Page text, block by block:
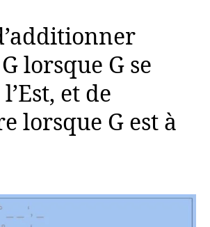
lorsque G se
et de
lorsque G est à